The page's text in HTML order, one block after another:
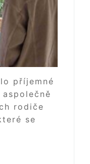
příjemné
rodiče
se